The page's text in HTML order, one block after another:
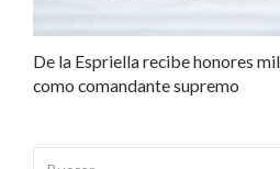
De la Espriella recibe honores
como comandante supremo